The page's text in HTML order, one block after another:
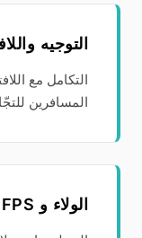
التوجيه
التكامل مع
المسافرين
الولاء و FFPS